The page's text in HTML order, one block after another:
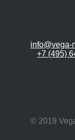
info@vega-
+7 (495)
© 2019